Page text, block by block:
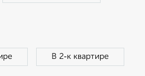
В 2‑к квартире